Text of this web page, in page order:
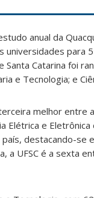
anual da
universidades para
Santa Catarina foi
e Tecnologia; e
melhor
Elétrica e
destacando-se
a UFSC é a sexta